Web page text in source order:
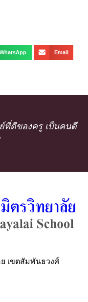
WhatsApp Email
ที่ดีของครู เป็นคนดี
เขตสัมพันธวงศ์